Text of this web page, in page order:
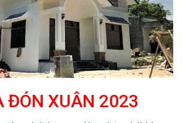
ĐÓN XUÂN 2023